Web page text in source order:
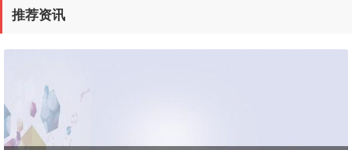
推荐资讯